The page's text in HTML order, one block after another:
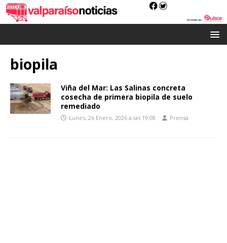
biopila
Viña del Mar: Las Salinas concreta
cosecha de primera biopila de suelo
remediado
Lunes, 26 Enero, 2026 a las 19:08 Prensa